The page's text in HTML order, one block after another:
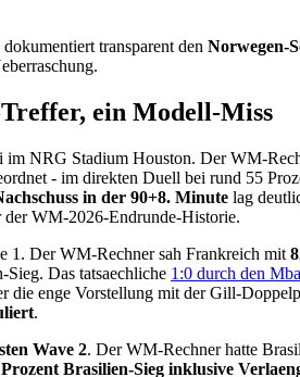
transparent den Norwegen-
ein Modell-Miss
im NRG Stadium Houston. Der WM-
- im direkten Duell bei rund 55
in der 90+8. Minute lag
der WM-2026-Endrunde-Historie.
1. Der WM-Rechner sah Frankreich mit
Das tatsaechliche 1:0 durch den
enge Vorstellung mit der Gill-
.
Wave 2. Der WM-Rechner hatte
Brasilien-Sieg inklusive